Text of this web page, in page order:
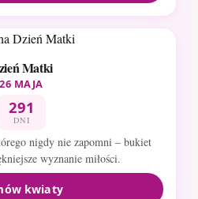
Matki
26 MAJA
291
DNI
nigdy nie zapomni – bukiet
wyznanie miłości.
kwiaty